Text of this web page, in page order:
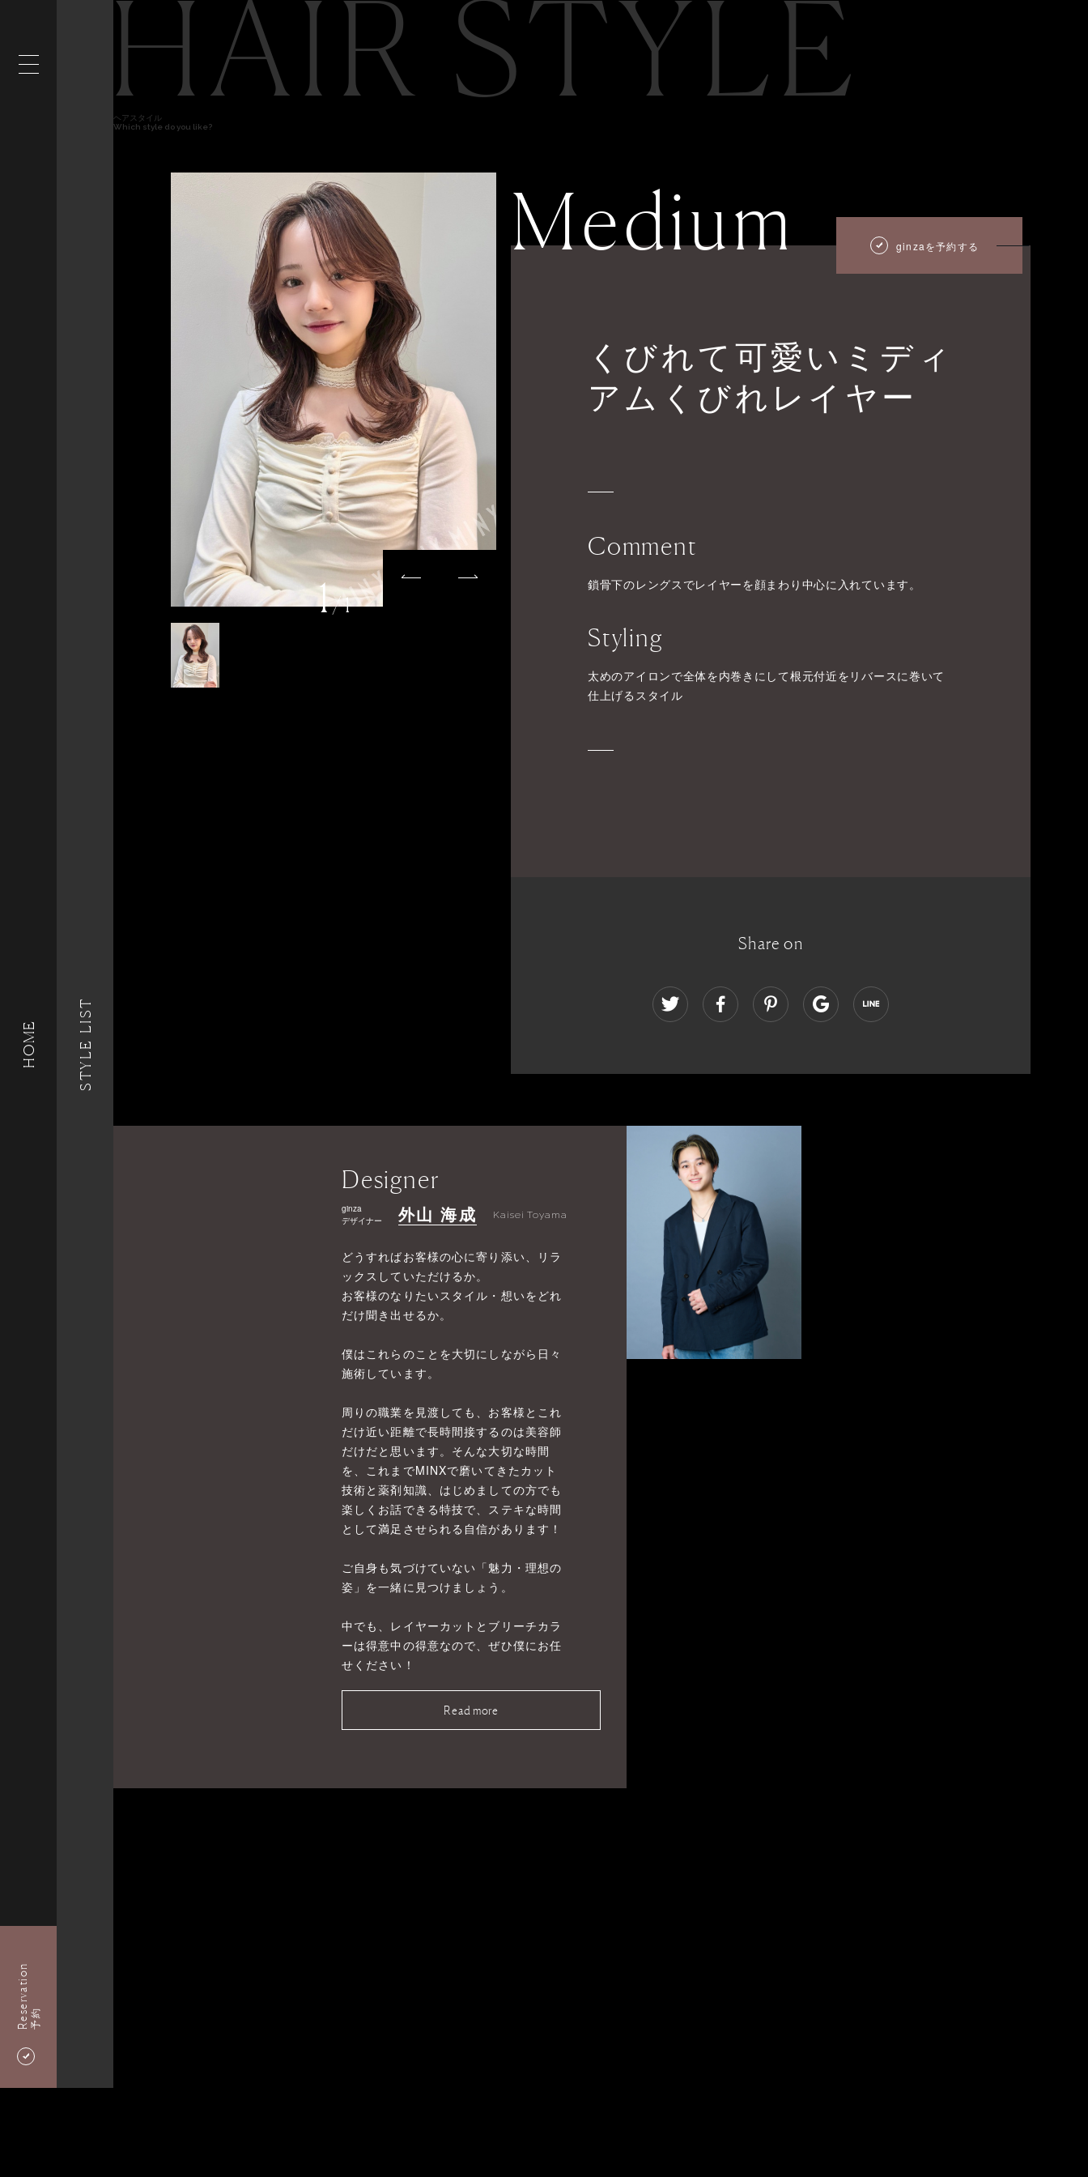
HOME
Reservation予約
STYLE LIST
HAIR STYLE
ヘアスタイル
Which style do you like?
1/1
Medium ginzaを予約する
くびれて可愛いミディ
アムくびれレイヤー
Comment
鎖骨下のレングスでレイヤーを顔まわり中心に入れています。
Styling
太めのアイロンで全体を内巻きにして根元付近をリバースに巻いて
仕上げるスタイル
Share on
Designer
ginza
デザイナー
外山 海成 Kaisei Toyama
どうすればお客様の心に寄り添い、リラ
ックスしていただけるか。
お客様のなりたいスタイル・想いをどれ
だけ聞き出せるか。
僕はこれらのことを大切にしながら日々
施術しています。
周りの職業を見渡しても、お客様とこれ
だけ近い距離で長時間接するのは美容師
だけだと思います。そんな大切な時間
を、これまでMINXで磨いてきたカット
技術と薬剤知識、はじめましての方でも
楽しくお話できる特技で、ステキな時間
として満足させられる自信があります！
ご自身も気づけていない「魅力・理想の
姿」を一緒に見つけましょう。
中でも、レイヤーカットとブリーチカラ
ーは得意中の得意なので、ぜひ僕にお任
せください！
Read more